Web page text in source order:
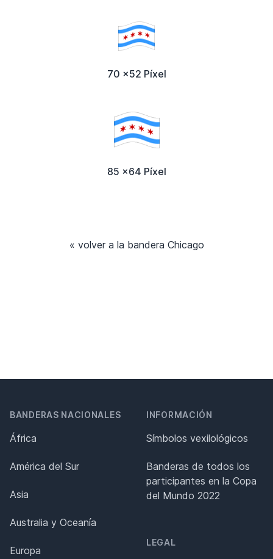
70 x52 Píxel
85 x64 Píxel
« volver a la bandera Chicago
BANDERAS NACIONALES
África
América del Sur
Asia
Australia y Oceanía
Europa
INFORMACIÓN
Símbolos vexilológicos
Banderas de todos los
participantes en la Copa
del Mundo 2022
LEGAL